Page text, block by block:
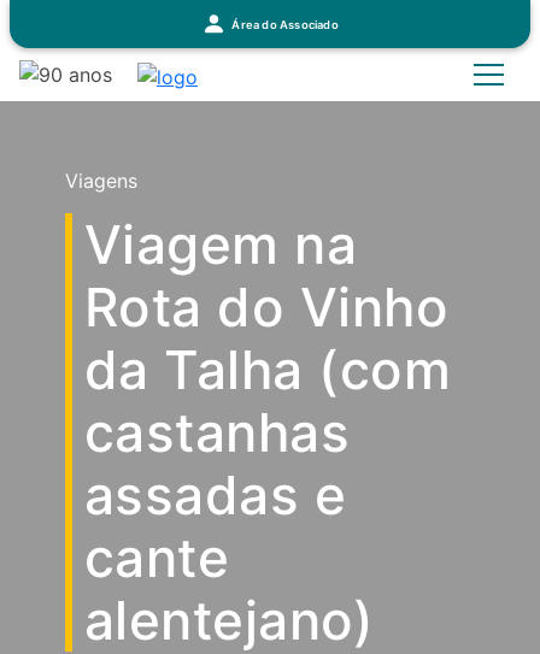
Área do Associado
Viagens
Viagem na
Rota do Vinho
da Talha (com
castanhas
assadas e
cante
alentejano)